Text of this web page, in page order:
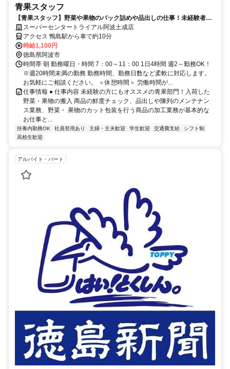
青果スタッフ
【青果スタッフ】野菜や果物のパック詰めや品出しの仕事！未経験者大
歓迎！
スーパーセンタートライアル阿波土成店
アクセス 鴨島駅から車で約10分
時給1,100円
徳島県阿波市
時間帯 朝 勤務曜日・時間 7：00～11：00 1日4時間 週2～勤務OK！
※週20時間未満の勤務 勤務時間、勤務日数など柔軟に対応します。
お気軽にご相談ください。 ＜休憩時間＞ 労働時間が...
仕事情報 ● 仕事内容 未経験の方にもオススメの青果部門！入荷した
野菜・果物の搬入 商品の鮮度チェック、品出しや陳列のメンテナン
ス業務、野菜・ 果物のカット包装を行う商品の加工業務が基本的な
お仕事と...
扶養内勤務OK 社員登用あり 主婦・主夫歓迎 学生歓迎 交通費支給
シフト制
高校生歓迎
アルバイト・パート